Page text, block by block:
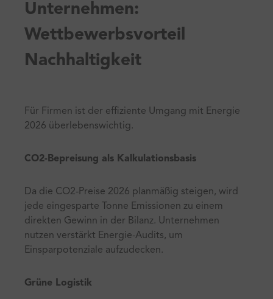
Unternehmen:
Wettbewerbsvorteil
Nachhaltigkeit
Für Firmen ist der effiziente Umgang mit Energie
2026 überlebenswichtig.
CO2-Bepreisung als Kalkulationsbasis
Da die CO2-Preise 2026 planmäßig steigen, wird
jede eingesparte Tonne Emissionen zu einem
direkten Gewinn in der Bilanz. Unternehmen
nutzen verstärkt Energie-Audits, um
Einsparpotenziale aufzudecken.
Grüne Logistik